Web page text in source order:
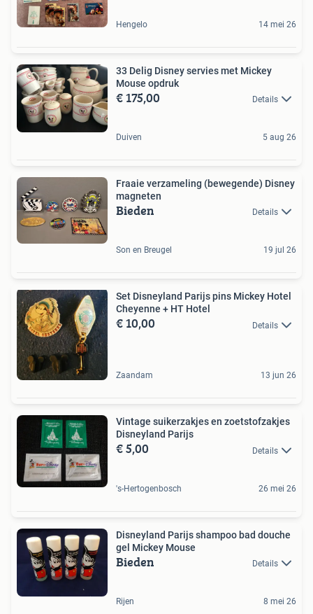
Hengelo 14 mei 26
33 Delig Disney servies met Mickey
Mouse opdruk
€ 175,00 Details
Duiven 5 aug 26
Fraaie verzameling (bewegende) Disney
magneten
Bieden Details
Son en Breugel 19 jul 26
Set Disneyland Parijs pins Mickey Hotel
Cheyenne + HT Hotel
€ 10,00 Details
Zaandam 13 jun 26
Vintage suikerzakjes en zoetstofzakjes
Disneyland Parijs
€ 5,00 Details
's-Hertogenbosch 26 mei 26
Disneyland Parijs shampoo bad douche
gel Mickey Mouse
Bieden Details
Rijen 8 mei 26